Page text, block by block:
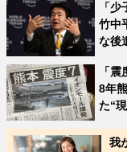
「
竹中
な後
「
8年
た“
我